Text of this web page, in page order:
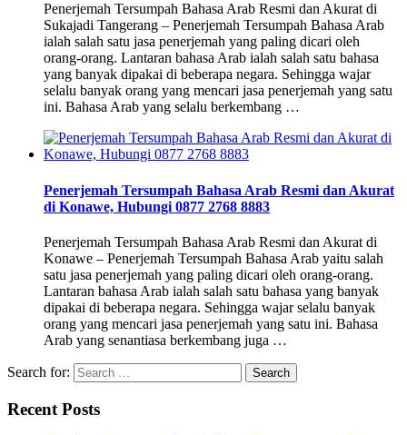
Penerjemah Tersumpah Bahasa Arab Resmi dan Akurat di
Sukajadi Tangerang – Penerjemah Tersumpah Bahasa Arab
ialah salah satu jasa penerjemah yang paling dicari oleh
orang-orang. Lantaran bahasa Arab ialah salah satu bahasa
yang banyak dipakai di beberapa negara. Sehingga wajar
selalu banyak orang yang mencari jasa penerjemah yang satu
ini. Bahasa Arab yang selalu berkembang …
Penerjemah Tersumpah Bahasa Arab Resmi dan Akurat
di Konawe, Hubungi 0877 2768 8883
Penerjemah Tersumpah Bahasa Arab Resmi dan Akurat di
Konawe – Penerjemah Tersumpah Bahasa Arab yaitu salah
satu jasa penerjemah yang paling dicari oleh orang-orang.
Lantaran bahasa Arab ialah salah satu bahasa yang banyak
dipakai di beberapa negara. Sehingga wajar selalu banyak
orang yang mencari jasa penerjemah yang satu ini. Bahasa
Arab yang senantiasa berkembang juga …
Search for:
Recent Posts